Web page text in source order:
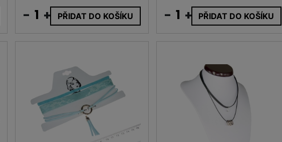
- + PŘIDAT DO KOŠÍKU - + PŘIDAT DO KOŠÍKU